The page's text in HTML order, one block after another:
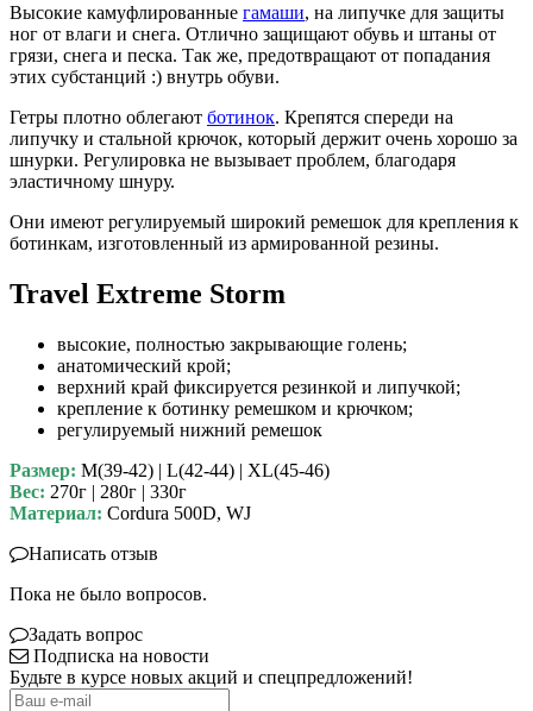
Высокие камуфлированные гамаши, на липучке для защиты
ног от влаги и снега. Отлично защищают обувь и штаны от
грязи, снега и песка. Так же, предотвращают от попадания
этих субстанций :) внутрь обуви.
Гетры плотно облегают ботинок. Крепятся спереди на
липучку и стальной крючок, который держит очень хорошо за
шнурки. Регулировка не вызывает проблем, благодаря
эластичному шнуру.
Они имеют регулируемый широкий ремешок для крепления к
ботинкам, изготовленный ​​из армированной резины.
Travel Extreme Storm
высокие, полностью закрывающие голень;
анатомический крой;
верхний край фиксируется резинкой и липучкой;
крепление к ботинку ремешком и крючком;
регулируемый нижний ремешок
Размер: M(39-42) | L(42-44) | XL(45-46)
Вес: 270г | 280г | 330г
Материал: Cordura 500D, WJ
Написать отзыв
Пока не было вопросов.
Задать вопрос
Подписка на новости
Будьте в курсе новых акций и спецпредложений!